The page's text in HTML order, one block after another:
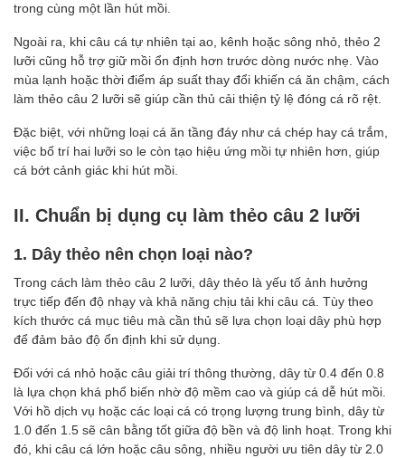
trong cùng một lần hút mồi.
Ngoài ra, khi câu cá tự nhiên tại ao, kênh hoặc sông nhỏ, thẻo 2
lưỡi cũng hỗ trợ giữ mồi ổn định hơn trước dòng nước nhẹ. Vào
mùa lạnh hoặc thời điểm áp suất thay đổi khiến cá ăn chậm, cách
làm thẻo câu 2 lưỡi sẽ giúp cần thủ cải thiện tỷ lệ đóng cá rõ rệt.
Đặc biệt, với những loại cá ăn tầng đáy như cá chép hay cá trắm,
việc bố trí hai lưỡi so le còn tạo hiệu ứng mồi tự nhiên hơn, giúp
cá bớt cảnh giác khi hút mồi.
II. Chuẩn bị dụng cụ làm thẻo câu 2 lưỡi
1. Dây thẻo nên chọn loại nào?
Trong cách làm thẻo câu 2 lưỡi, dây thẻo là yếu tố ảnh hưởng
trực tiếp đến độ nhạy và khả năng chịu tải khi câu cá. Tùy theo
kích thước cá mục tiêu mà cần thủ sẽ lựa chọn loại dây phù hợp
để đảm bảo độ ổn định khi sử dụng.
Đối với cá nhỏ hoặc câu giải trí thông thường, dây từ 0.4 đến 0.8
là lựa chọn khá phổ biến nhờ độ mềm cao và giúp cá dễ hút mồi.
Với hồ dịch vụ hoặc các loại cá có trọng lượng trung bình, dây từ
1.0 đến 1.5 sẽ cân bằng tốt giữa độ bền và độ linh hoạt. Trong khi
đó, khi câu cá lớn hoặc câu sông, nhiều người ưu tiên dây từ 2.0